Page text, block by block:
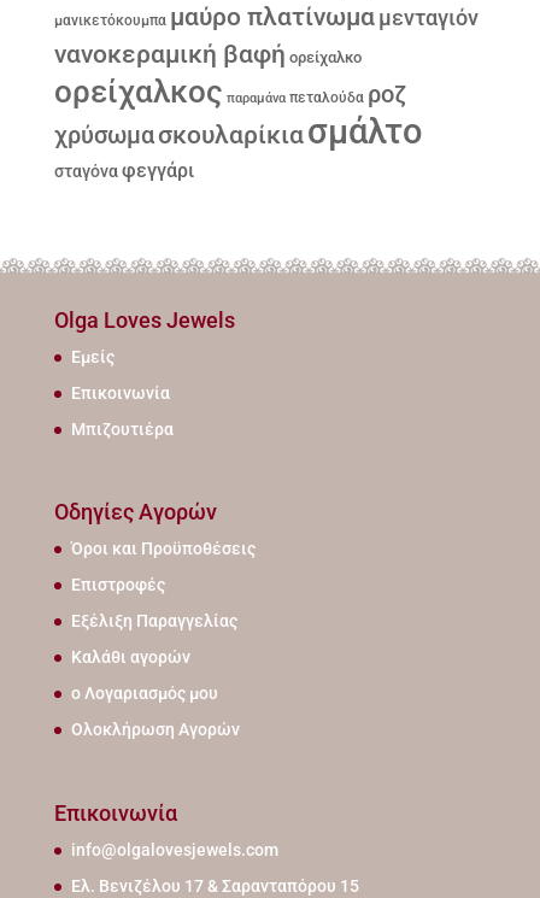
μανικετόκουμπα μαύρο πλατίνωμα μενταγιόν
νανοκεραμική βαφή ορείχαλκο
ορείχαλκος παραμάνα πεταλούδα ροζ
χρύσωμασκουλαρίκιασμάλτο
σταγόνα φεγγάρι
Olga Loves Jewels
Εμείς
Επικοινωνία
Μπιζουτιέρα
Οδηγίες Αγορών
Όροι και Προϋποθέσεις
Επιστροφές
Εξέλιξη Παραγγελίας
Καλάθι αγορών
ο Λογαριασμός μου
Ολοκλήρωση Αγορών
Επικοινωνία
info@olgalovesjewels.com
Ελ. Βενιζέλου 17 & Σαρανταπόρου 15